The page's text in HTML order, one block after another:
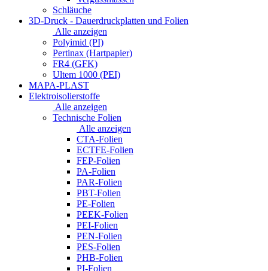
Schläuche
3D-Druck - Dauerdruckplatten und Folien
Alle anzeigen
Polyimid (PI)
Pertinax (Hartpapier)
FR4 (GFK)
Ultem 1000 (PEI)
MAPA-PLAST
Elektroisolierstoffe
Alle anzeigen
Technische Folien
Alle anzeigen
CTA-Folien
ECTFE-Folien
FEP-Folien
PA-Folien
PAR-Folien
PBT-Folien
PE-Folien
PEEK-Folien
PEI-Folien
PEN-Folien
PES-Folien
PHB-Folien
PI-Folien